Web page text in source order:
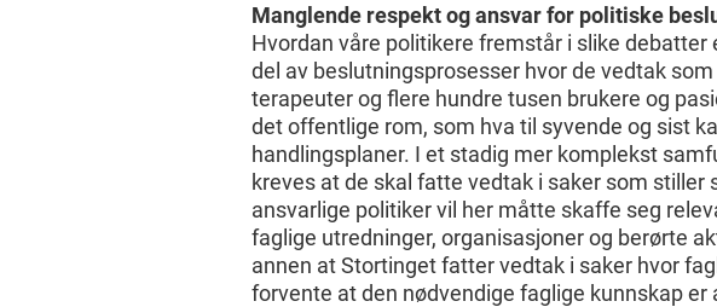
Manglende respekt og ansvar for politiske
Hvordan våre politikere fremstår i slike
del av beslutningsprosesser hvor de vedtak
terapeuter og flere hundre tusen brukere og
det offentlige rom, som hva til syvende og sist
handlingsplaner. I et stadig mer komplekst
kreves at de skal fatte vedtak i saker som
ansvarlige politiker vil her måtte skaffe seg
faglige utredninger, organisasjoner og berørte
annen at Stortinget fatter vedtak i saker hvor
forvente at den nødvendige faglige kunnskap